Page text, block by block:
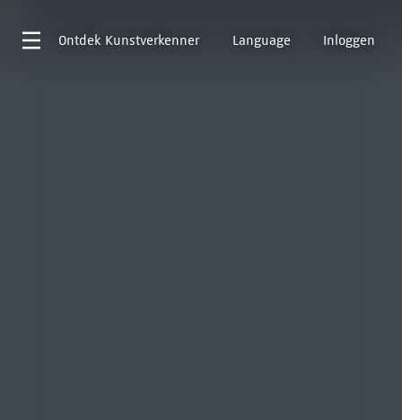
Ontdek Kunstverkenner Language Inloggen